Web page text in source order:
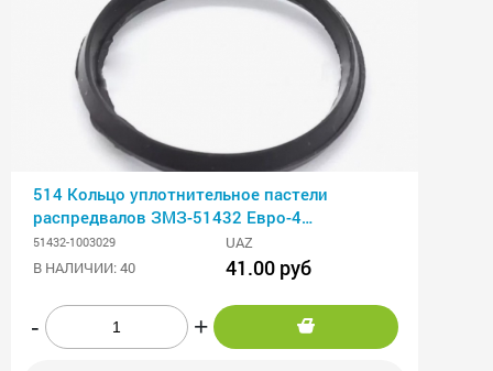
514 Кольцо уплотнительное пастели
распредвалов ЗМЗ-51432 Евро-4
(уплотнитель кры
51432-1003029
UAZ
В НАЛИЧИИ: 40
41.00 руб
- +